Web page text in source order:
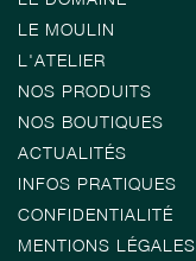
LE MOULIN
L'ATELIER
NOS PRODUITS
NOS BOUTIQUES
ACTUALITÉS
INFOS PRATIQUES
CONFIDENTIALITÉ
MENTIONS LÉGALES